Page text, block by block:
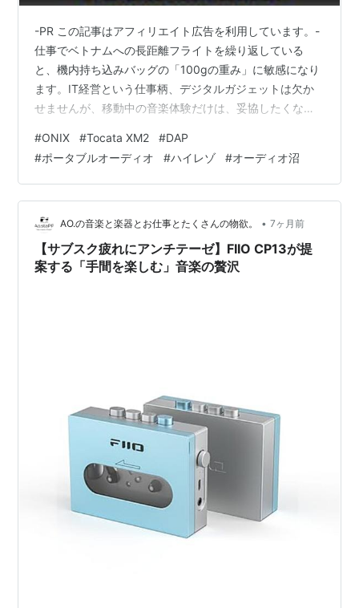
-PR この記事はアフィリエイト広告を利用しています。-
仕事でベトナムへの長距離フライトを繰り返している
と、機内持ち込みバッグの「100gの重み」に敏感になり
ます。IT経営という仕事柄、デジタルガジェットは欠か
せませんが、移動中の音楽体験だけは、妥協したくな
までは「高音質＝重くて巨大なDAP」という図式を受け
入れるしかありませんでした。しかし、今私が最も注目
している一台、イギリスの老舗ONIXから登場した
「Tocata XM2」の仕様表を確認したとき、その常識が音
を立てて崩れる予感がしたのです。 羊の皮を被った「超
小型・高出力」の衝撃 ON…
#ONIX #Tocata XM2 #DAP
#ポータブルオーディオ #ハイレゾ #オーディオ沼
AO.の音楽と楽器とお仕事とたくさんの物欲。 • 7ヶ月前
【サブスク疲れにアンチテーゼ】FIIO CP13が提
案する「手間を楽しむ」音楽の贅沢